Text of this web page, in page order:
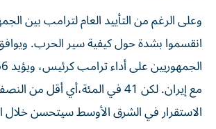
وعلى الرغم من التأييد العام لترامب بين
مع إيران. لكن 41 في المئة،​أي أقل
الاستقرار في الشرق الأوسط سيتحسن خلال